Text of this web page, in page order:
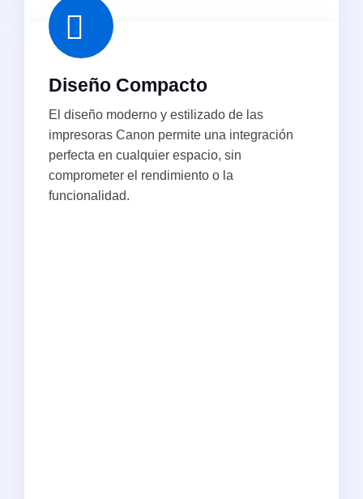
Diseño Compacto
El diseño moderno y estilizado de las
impresoras Canon permite una integración
perfecta en cualquier espacio, sin
comprometer el rendimiento o la
funcionalidad.